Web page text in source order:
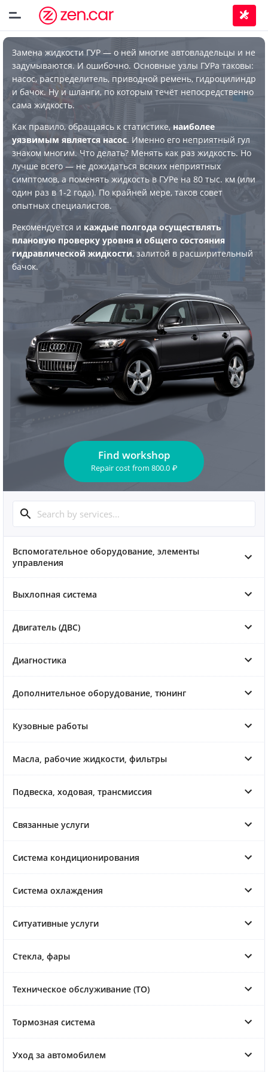
Замена жидкости ГУР — о ней многие автовладельцы и не
задумываются. И ошибочно. Основные узлы ГУРа таковы:
насос, распределитель, приводной ремень, гидроцилиндр
и бачок. Ну и шланги, по которым течёт непосредственно
сама жидкость.
Как правило, обращаясь к статистике, наиболее
уязвимым является насос. Именно его неприятный гул
знаком многим. Что делать? Менять как раз жидкость. Но
лучше всего — не дожидаться всяких неприятных
симптомов, а поменять жидкость в ГУРе на 80 тыс. км (или
один раз в 1-2 года). По крайней мере, таков совет
опытных специалистов.
Рекомендуется и каждые полгода осуществлять
плановую проверку уровня и общего состояния
гидравлической жидкости, залитой в расширительный
бачок.
Find workshop
Repair costfrom 800.0 ₽
Вспомогательное оборудование, элементы
управления
Выхлопная система
Двигатель (ДВС)
Диагностика
Дополнительное оборудование, тюнинг
Кузовные работы
Масла, рабочие жидкости, фильтры
Подвеска, ходовая, трансмиссия
Связанные услуги
Система кондиционирования
Система охлаждения
Ситуативные услуги
Стекла, фары
Техническое обслуживание (ТО)
Тормозная система
Уход за автомобилем